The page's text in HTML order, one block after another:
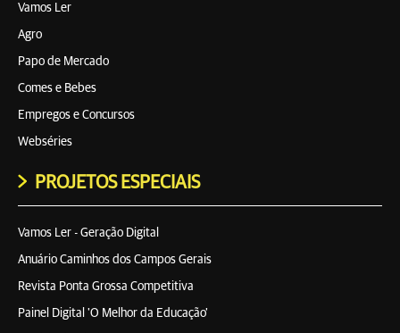
Vamos Ler
Agro
Papo de Mercado
Comes e Bebes
Empregos e Concursos
Webséries
PROJETOS ESPECIAIS
Vamos Ler - Geração Digital
Anuário Caminhos dos Campos Gerais
Revista Ponta Grossa Competitiva
Painel Digital 'O Melhor da Educação'